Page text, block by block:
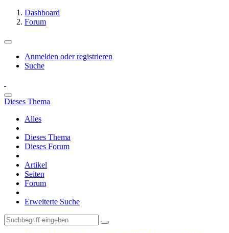
Dashboard
Forum
Anmelden oder registrieren
Suche
Dieses Thema
Alles
Dieses Thema
Dieses Forum
Artikel
Seiten
Forum
Erweiterte Suche